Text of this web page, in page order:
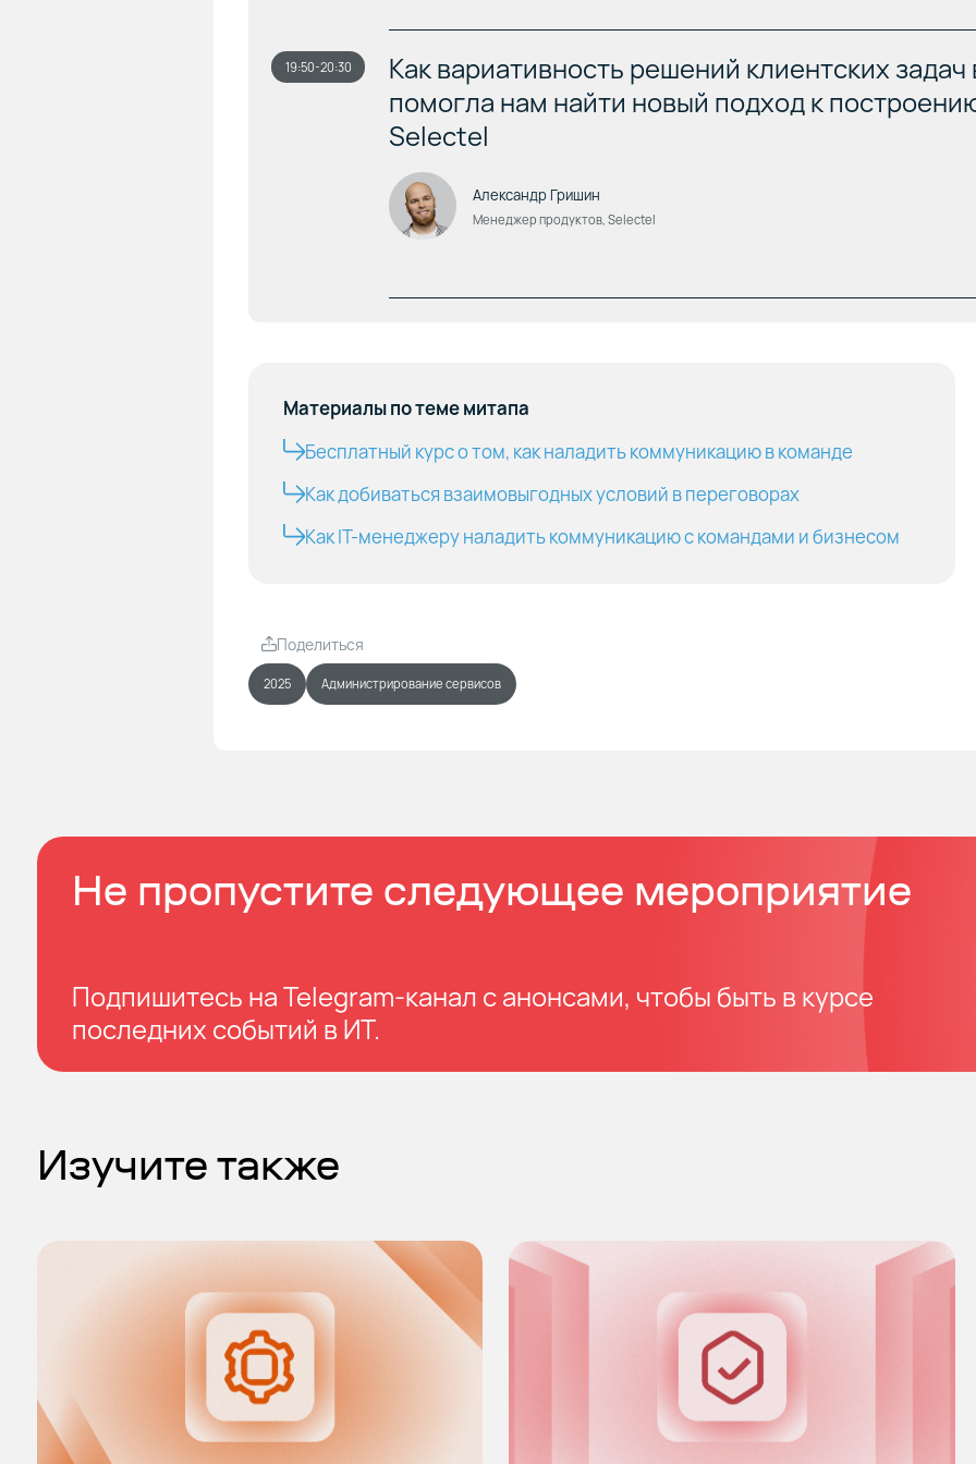
19:50-20:30
Как вариативность решений клиентских задач
помогла нам найти новый подход к
Selectel
Александр Гришин
Менеджер продуктов, Selectel
облачных баз данных (DBaaS).
– Посмотрим на результаты тестирования производительности
данных на выделенном облачном сервере в сравнении с
сервисами на рынке.
почти вполовину.
Материалы по теме митапа
Бесплатный курс о том, как наладить коммуникацию в команде
Как добиваться взаимовыгодных условий в переговорах
Как IT-менеджеру наладить коммуникацию с командами и бизнесом
Поделиться
2025 Администрирование сервисов
Не пропустите следующее мероприятие
Подпишитесь на Telegram-канал с анонсами, чтобы быть в курсе
последних событий в ИТ.
Изучите также